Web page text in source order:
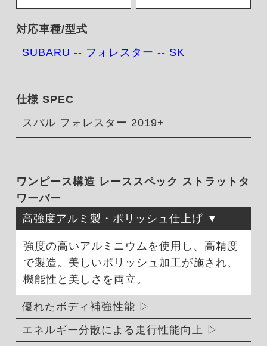
対応車種/型式
SUBARU -- フォレスター -- SK
仕様 SPEC
スバル フォレスター 2019+
ワンピース構造 レーススペック ストラットタ
ワーバー
高強度アルミ製・ポリッシュ仕上げ
強度の高いアルミニウムを使用し、高精度
で製造。美しいポリッシュ加工が施され、
機能性と美しさを両立。
優れたボディ補強性能
エネルギー分散による走行性能向上